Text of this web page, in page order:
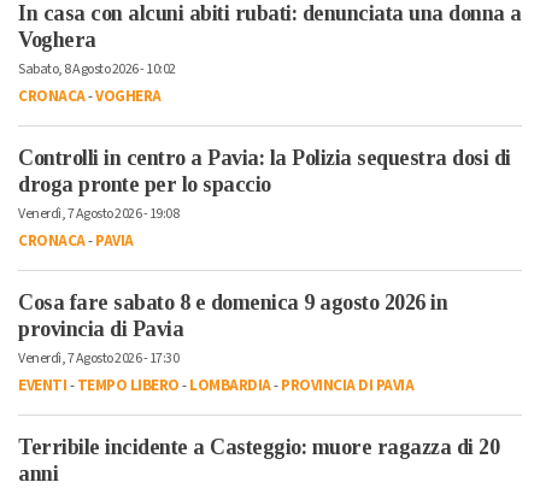
In casa con alcuni abiti rubati: denunciata una donna a
Voghera
Sabato, 8 Agosto 2026 - 10:02
CRONACA-VOGHERA
Controlli in centro a Pavia: la Polizia sequestra dosi di
droga pronte per lo spaccio
Venerdì, 7 Agosto 2026 - 19:08
CRONACA-PAVIA
Cosa fare sabato 8 e domenica 9 agosto 2026 in
provincia di Pavia
Venerdì, 7 Agosto 2026 - 17:30
EVENTI-TEMPO LIBERO-LOMBARDIA-PROVINCIA DI PAVIA
Terribile incidente a Casteggio: muore ragazza di 20
anni